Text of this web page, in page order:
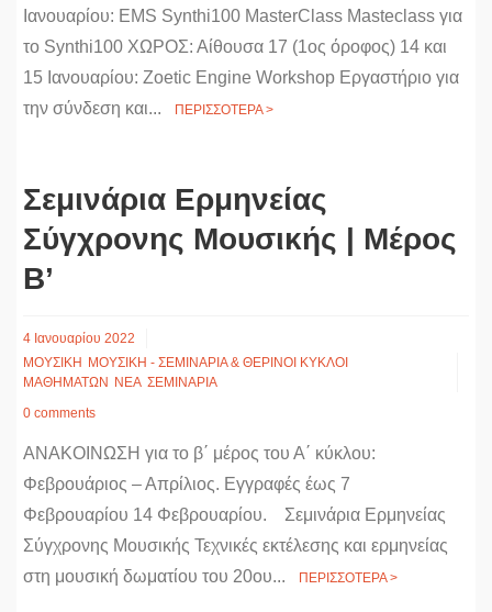
Ιανουαρίου: EMS Synthi100 MasterClass Masteclass για
το Synthi100 ΧΩΡΟΣ: Αίθουσα 17 (1ος όροφος) 14 και
15 Ιανουαρίου: Zoetic Engine Workshop Εργαστήριο για
την σύνδεση και...
ΠΕΡΙΣΣΟΤΕΡΑ >
Σεμινάρια Ερμηνείας
Σύγχρονης Μουσικής | Μέρος
Β’
4 Ιανουαρίου 2022
ΜΟΥΣΙΚΗ
ΜΟΥΣΙΚΗ - ΣΕΜΙΝΑΡΙΑ & ΘΕΡΙΝΟΙ ΚΥΚΛΟΙ
ΜΑΘΗΜΑΤΩΝ
ΝΕΑ ΣΕΜΙΝΑΡΙΑ
0 comments
ΑΝΑΚΟΙΝΩΣΗ για το β΄ μέρος του Α΄ κύκλου:
Φεβρουάριος – Απρίλιος. Eγγραφές έως 7
Φεβρουαρίου 14 Φεβρουαρίου. Σεμινάρια Ερμηνείας
Σύγχρονης Μουσικής Τεχνικές εκτέλεσης και ερμηνείας
στη μουσική δωματίου του 20ου...
ΠΕΡΙΣΣΟΤΕΡΑ >